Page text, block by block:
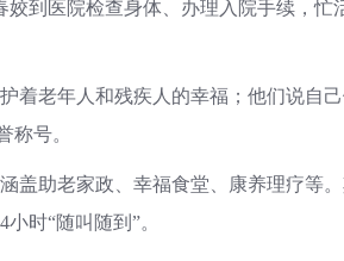
医院检查身体、办理入院手续，忙
老年人和残疾人的幸福；他们说自
称号。
助老家政、幸福食堂、康养理疗等
时“随叫随到”。